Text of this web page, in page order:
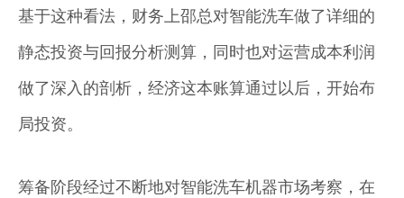
基于这种看法，财务上邵总对智能洗车做了详细的
静态投资与回报分析测算，同时也对运营成本利润
做了深入的剖析，经济这本账算通过以后，开始布
局投资。
筹备阶段经过不断地对智能洗车机器市场考察，在